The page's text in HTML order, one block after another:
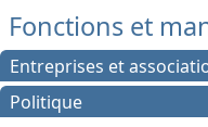
Fonctions et
Entreprises et
Politique